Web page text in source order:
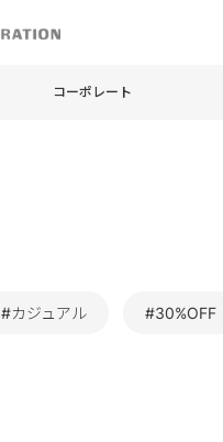
コーポレート
#カジュアル #30%OFF